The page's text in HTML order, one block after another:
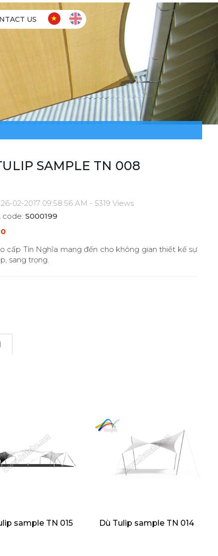
US
SAMPLE TN 008
02-2017 09:58:56 AM - 5319 Views
code: S000199
0
cấp Tín Nghĩa mang đến cho không gian thiết kế sự
sang trọng.
sample TN 015 Dù Tulip sample TN 014